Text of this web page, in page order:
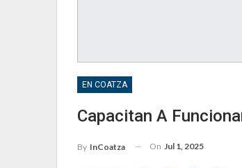
EN COATZA
Capacitan A
By InCoatza On Jul 1, 2025